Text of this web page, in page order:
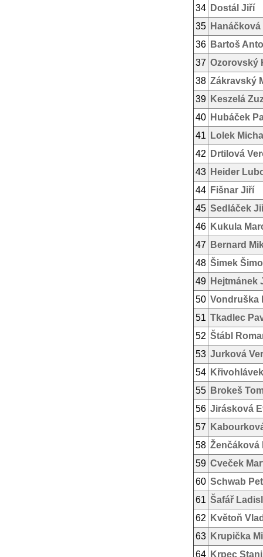
34 Dostál Jiří
35
36 Bartoš
37 Ozorovský
38 Zákravský
39 Keszelá
40 Hubáček
41
Lolek
42
Drtilová
43 Heider
44 Fišnar Jiří
45 Sedláček
46 Kukula
47
Bernard
48 Šimek
49 Hejtmánek
50 Vondruška
51 Tkadlec
52 Štábl
53 Jurková
54
55 Brokeš
56 Jirásková
57
58 Ženčáková
59 Cveček
60 Schwab
61 Šafář
62
Květoň
63 Krupička
64 Krpec